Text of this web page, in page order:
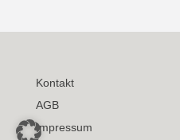
Kontakt
AGB
Impressum